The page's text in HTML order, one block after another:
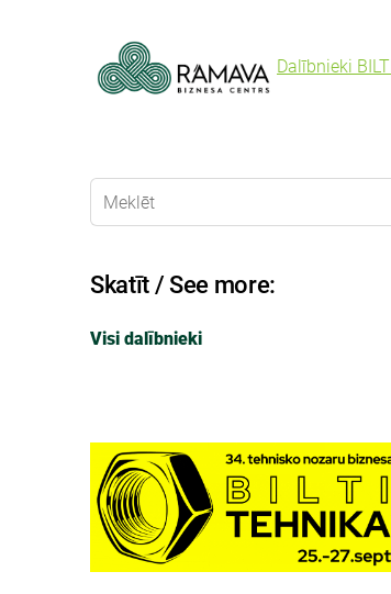
Dalībnieki
Skatīt / See more:
Visi dalībnieki